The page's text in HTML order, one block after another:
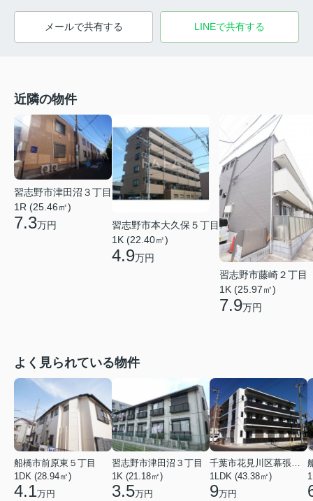
メールで共有する LINEで共有する
近隣の物件
習志野市津田沼３丁目
1R (25.46㎡)
7.3万円
習志野市本大久保５丁目
1K (22.40㎡)
4.9万円
習志野市藤崎２丁目
1K (25.97㎡)
7.9万円
よく見られている物件
船橋市前原東５丁目
1DK (28.94㎡)
4.1万円
習志野市津田沼３丁目
1K (21.18㎡)
3.5万円
1LDK (43.38㎡)
9万円